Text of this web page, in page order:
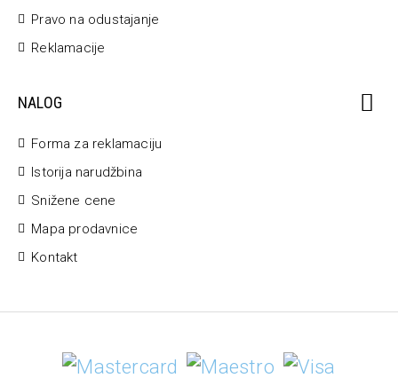
Pravo na odustajanje
Reklamacije
NALOG
Forma za reklamaciju
Istorija narudžbina
Snižene cene
Mapa prodavnice
Kontakt